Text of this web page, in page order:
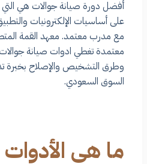
أفضل دورة صيانة جوالات هي
على أساسيات الإلكترونيات
مع مدرب معتمد. معهد القمة
معتمدة تغطي ادوات صيانة جوالات
السوق السعودي.
ما هي الأدوات